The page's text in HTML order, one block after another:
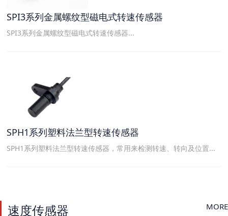
SPI3系列金属螺纹型磁电式转速传感器
SPI3系列金属螺纹型磁电式转速传感器...
SPH1系列塑料法兰型转速传感器
SPH1系列塑料法兰型转速传感器，常用来检测转速、转向及位置...
速度传感器 MORE